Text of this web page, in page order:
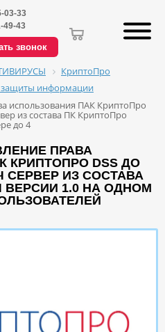
03-33
49-43
звонок
КриптоПро
защиты информации
использования ПАК КриптоПро
из состава ПК КриптоПро
до 4
ПРАВА
КРИПТОПРО DSS ДО
ИЗ СОСТАВА
1.0 НА ОДНОМ